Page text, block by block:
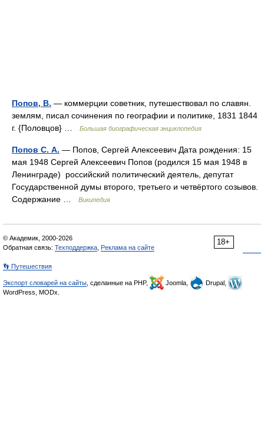
Попов, В. — коммерции советник, путешествовал по славян.
землям, писал сочинения по географии и политике, 1831 1844
г. {Половцов} …
Большая биографическая энциклопедия
Попов С. А. — Попов, Сергей Алексеевич Дата рождения: 15
мая 1948 Сергей Алексеевич Попов (родился 15 мая 1948 в
Ленинграде) российский политический деятель, депутат
Государственной думы второго, третьего и четвёртого созывов.
Содержание …
Википедия
18+
© Академик, 2000-2026
Обратная связь: Техподдержка Реклама на сайте
👣 Путешествия
Экспорт словарей на сайты , сделанные на PHP, Joomla,
Drupal,
WordPress, MODx.